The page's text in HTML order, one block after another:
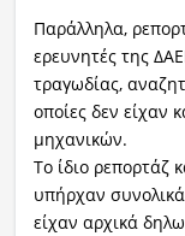
Παράλληλα,
ερευνητές της
τραγωδίας,
οποίες δεν είχαν
μηχανικών.
Το ίδιο ρεπορτάζ
υπήρχαν
είχαν αρχικά